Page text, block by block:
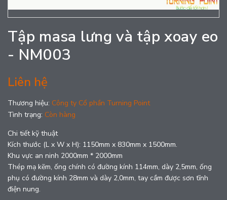
Tập masa lưng và tập xoay eo
- NM003
Liên hệ
Thương hiệu: Công ty Cổ phần Turning Point
Tình trạng: Còn hàng
Chi tiết kỹ thuật
Kích thước (L x W x H): 1150mm x 830mm x 1500mm.
Khu vực an ninh 2000mm * 2000mm
Thép mạ kẽm, ống chính có đường kính 114mm, dày 2,5mm, ống
phụ có đường kính 28mm và dày 2,0mm, tay cầm được sơn tĩnh
điện nung.